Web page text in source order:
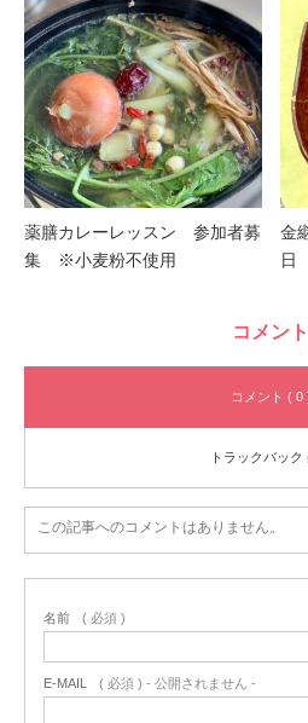
薬膳カレーレッスン 参加者募
集 ※小麦粉不使用
金
日
コメント
コメント ( 0
トラックバック
この記事へのコメントはありません。
名前 ( 必須 )
E-MAIL ( 必須 ) - 公開されません -